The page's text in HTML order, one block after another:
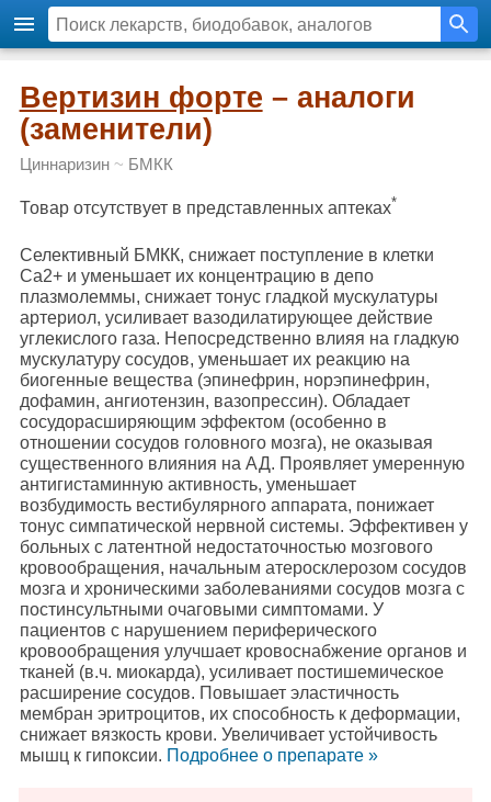
Вертизин форте – аналоги
(заменители)
Циннаризин~ БМКК
Товар отсутствует в представленных аптеках*
Селективный БМКК, снижает поступление в клетки
Ca2+ и уменьшает их концентрацию в депо
плазмолеммы, снижает тонус гладкой мускулатуры
артериол, усиливает вазодилатирующее действие
углекислого газа. Непосредственно влияя на гладкую
мускулатуру сосудов, уменьшает их реакцию на
биогенные вещества (эпинефрин, норэпинефрин,
дофамин, ангиотензин, вазопрессин). Обладает
сосудорасширяющим эффектом (особенно в
отношении сосудов головного мозга), не оказывая
существенного влияния на АД. Проявляет умеренную
антигистаминную активность, уменьшает
возбудимость вестибулярного аппарата, понижает
тонус симпатической нервной системы. Эффективен у
больных с латентной недостаточностью мозгового
кровообращения, начальным атеросклерозом сосудов
мозга и хроническими заболеваниями сосудов мозга с
постинсультными очаговыми симптомами. У
пациентов с нарушением периферического
кровообращения улучшает кровоснабжение органов и
тканей (в.ч. миокарда), усиливает постишемическое
расширение сосудов. Повышает эластичность
мембран эритроцитов, их способность к деформации,
снижает вязкость крови. Увеличивает устойчивость
мышц к гипоксии. Подробнee о препарате »